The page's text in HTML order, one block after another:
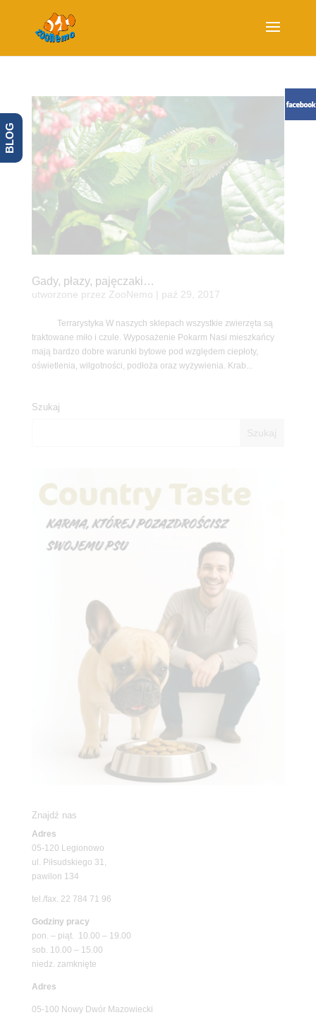
Gady, płazy, pajęczaki…
utworzone przez ZooNemo paź 29, 2017
Terrarystyka W naszych sklepach wszystkie zwierzęta są
traktowane miło i czule. Wyposażenie Pokarm Nasi mieszkańcy
mają bardzo dobre warunki bytowe pod względem ciepłoty,
oświetlenia, wilgotności, podłoża oraz wyżywienia. Krab...
Szukaj
Znajdź nas
Adres
05-120 Legionowo
ul. Piłsudskiego 31,
pawilon 134
tel./fax. 22 784 71 96
Godziny pracy
pon. – piąt. 10.00 – 19.00
sob. 10.00 – 15.00
niedz. zamknięte
Adres
05-100 Nowy Dwór Mazowiecki
BLOG